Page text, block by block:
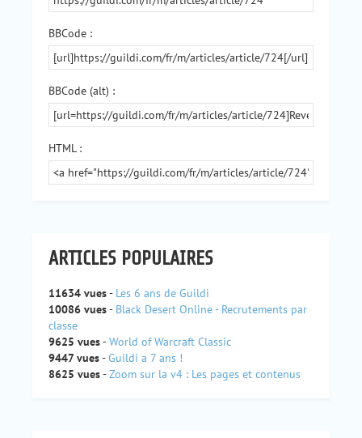
BBCode :
BBCode (alt) :
HTML :
ARTICLES POPULAIRES
11634 vues- Les 6 ans de Guildi
10086 vues- Black Desert Online - Recrutements par
classe
9625 vues-World of Warcraft Classic
9447 vues-Guildi a 7 ans !
8625 vues-Zoom sur la v4 : Les pages et contenus